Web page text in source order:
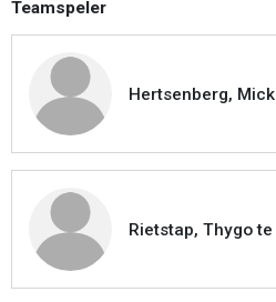
Teamspeler
Hertsenberg, Mick
Rietstap, Thygo te